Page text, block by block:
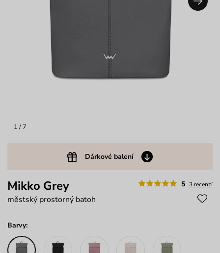
1 / 7
Dárkové balení
5 3 recenzí
Mikko Grey
městský prostorný batoh
Barvy: